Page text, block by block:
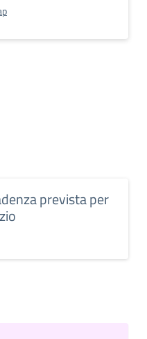
prevista per